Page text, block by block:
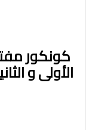
كونكور
الأولى و الثانية 450 منصب